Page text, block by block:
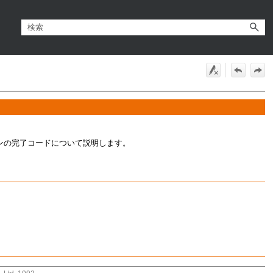
完了コードについて説明します。